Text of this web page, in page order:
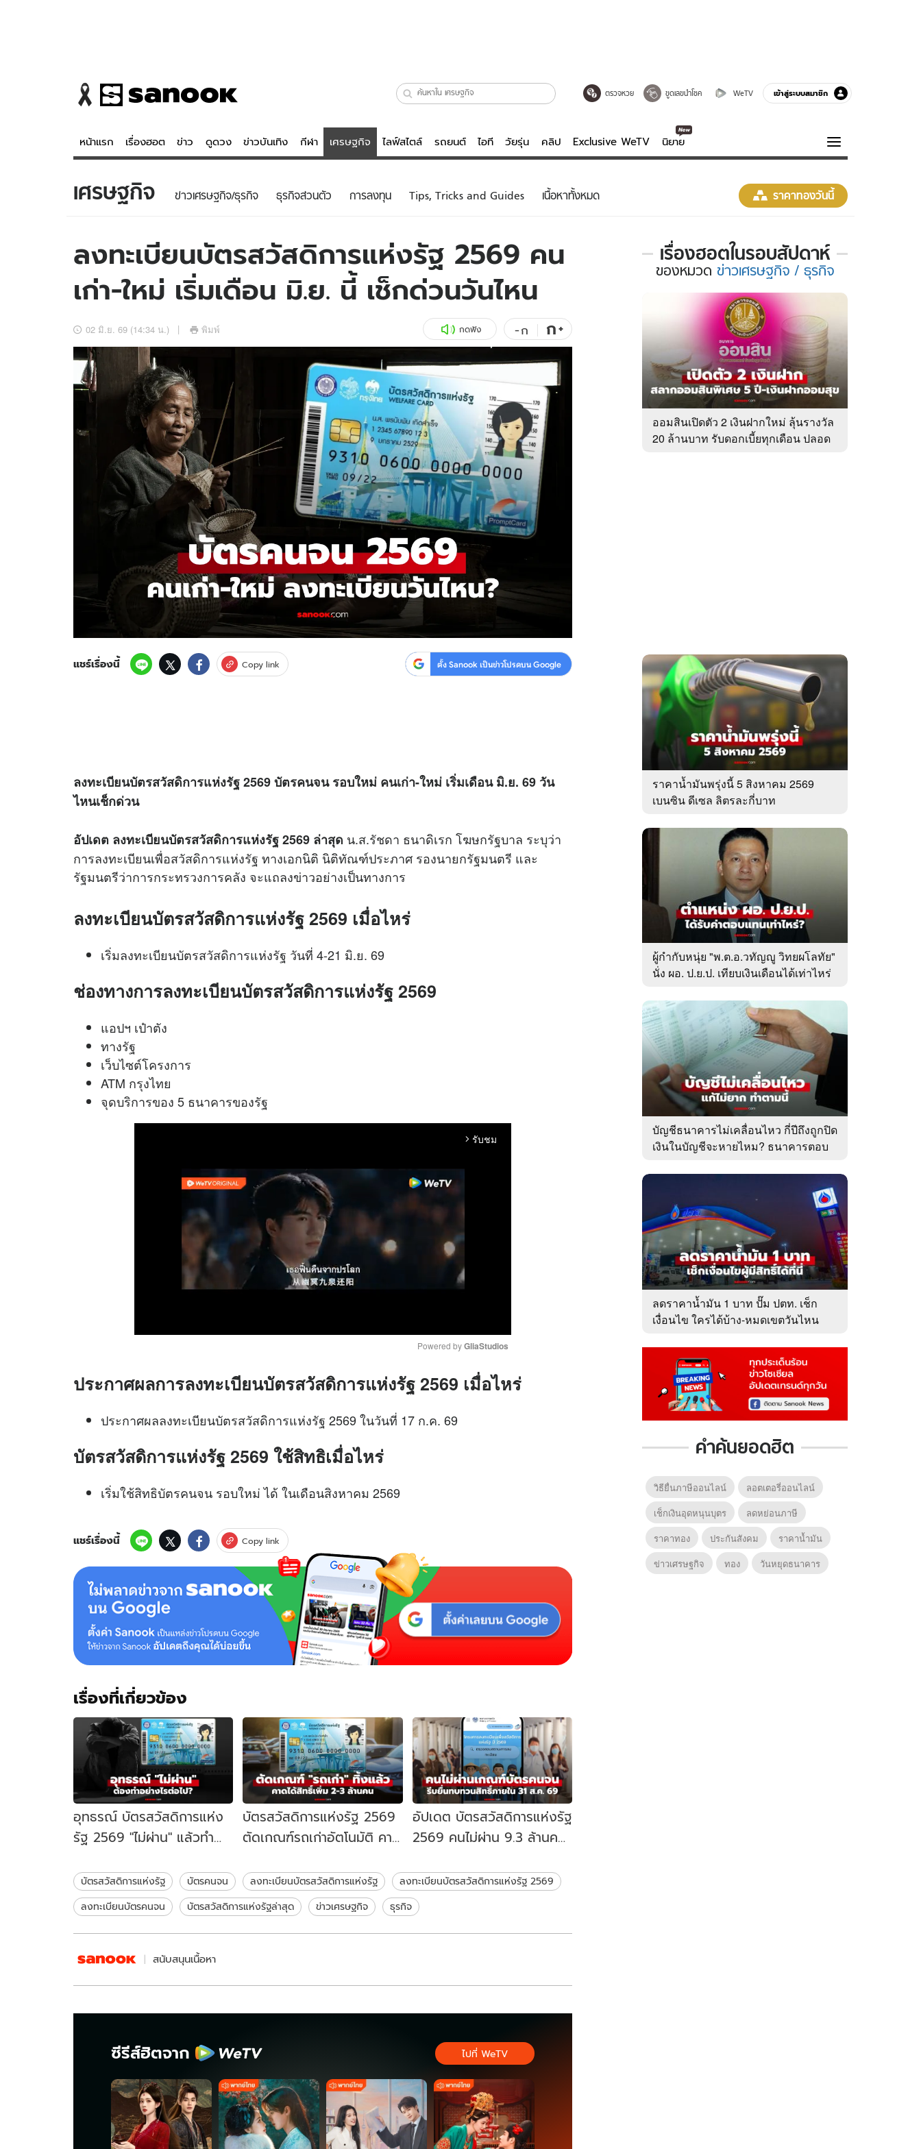
ตรวจหวย ขูดเลขนำโชค WeTV เข้าสู่ระบบสมาชิก
หน้าแรก เรื่องฮอต ข่าว ดูดวง ข่าวบันเทิง กีฬา เศรษฐกิจ ไลฟ์สไตล์ รถยนต์ ไอที วัยรุ่น คลิป Exclusive WeTV นิยาย
ข่าว
ข่าวบันเทิง
ข่าวกีฬา
อัปเดตจีน
เช็กข่าวชัวร์
ดูดวง - ตรวจหวย
สถิติหวยไทย
หวยลาว
ไลฟ์สไตล์
วัยรุ่น
ไอที
รถยนต์
สุขภาพ
เที่ยว-กิน
Tasteful Thailand
Sanook Choice
บันเทิงครบรส
เกมส์
ดูทีวี
WeTV
Exclusive WeTV
ความรู้รอบตัว
ดาวน์โหลดสนุกแอปฟรี ติดตามสนุกโซเชียลได้ที่
สงวนลิขสิทธิ์ ©2569บริษัท อิมเมจ ฟิวเจอร์ (ประเทศไทย) จำกัด
เศรษฐกิจ ข่าวเศรษฐกิจ/ธุรกิจ ธุรกิจส่วนตัว การลงทุน Tips, Tricks and Guides เนื้อหาทั้งหมด ราคาทองวันนี้
ลงทะเบียนบัตรสวัสดิการแห่งรัฐ 2569 คน
เก่า-ใหม่ เริ่มเดือน มิ.ย. นี้ เช็กด่วนวันไหน
02 มิ.ย. 69 (14:34 น.) พิมพ์ กดฟัง -ก ก+
แชร์เรื่องนี้ Copy link ตั้ง Sanook เป็นข่าวโปรดบน Google
ลงทะเบียนบัตรสวัสดิการแห่งรัฐ 2569 บัตรคนจน รอบใหม่ คนเก่า-ใหม่ เริ่มเดือน มิ.ย. 69 วัน
ไหนเช็กด่วน
อัปเดต ลงทะเบียนบัตรสวัสดิการแห่งรัฐ 2569 ล่าสุด น.ส.รัชดา ธนาดิเรก โฆษกรัฐบาล ระบุว่า
การลงทะเบียนเพื่อสวัสดิการแห่งรัฐ ทางเอกนิติ นิติทัณฑ์ประภาศ รองนายกรัฐมนตรี และ
รัฐมนตรีว่าการกระทรวงการคลัง จะแถลงข่าวอย่างเป็นทางการ
ลงทะเบียนบัตรสวัสดิการแห่งรัฐ 2569 เมื่อไหร่
เริ่มลงทะเบียนบัตรสวัสดิการแห่งรัฐ วันที่ 4-21 มิ.ย. 69
ช่องทางการลงทะเบียนบัตรสวัสดิการแห่งรัฐ 2569
แอปฯ เป๋าตัง
ทางรัฐ
เว็บไซต์โครงการ
ATM กรุงไทย
จุดบริการของ 5 ธนาคารของรัฐ
arrow_forward_ios รับชม
M
t
Powered by GliaStudios
ประกาศผลการลงทะเบียนบัตรสวัสดิการแห่งรัฐ 2569 เมื่อไหร่
ประกาศผลลงทะเบียนบัตรสวัสดิการแห่งรัฐ 2569 ในวันที่ 17 ก.ค. 69
บัตรสวัสดิการแห่งรัฐ 2569 ใช้สิทธิเมื่อไหร่
เริ่มใช้สิทธิบัตรคนจน รอบใหม่ ได้ ในเดือนสิงหาคม 2569
แชร์เรื่องนี้ Copy link
เรื่องที่เกี่ยวข้อง
อุทธรณ์ บัตรสวัสดิการแห่ง
รัฐ 2569 "ไม่ผ่าน" แล้วทำ
บัตรสวัสดิการแห่งรัฐ 2569
ตัดเกณฑ์รถเก่าอัตโนมัติ คาด
อัปเดต บัตรสวัสดิการแห่งรัฐ
2569 คนไม่ผ่าน 9.3 ล้านคน
บัตรสวัสดิการแห่งรัฐ บัตรคนจน ลงทะเบียนบัตรสวัสดิการแห่งรัฐ
ลงทะเบียนบัตรสวัสดิการแห่งรัฐ 2569
ลงทะเบียนบัตรคนจน
บัตรสวัสดิการแห่งรัฐล่าสุด ข่าวเศรษฐกิจ ธุรกิจ
สนับสนุนเนื้อหา
ซีรีส์ฮิตจาก ไปที่ WeTV
เรื่องฮอตในรอบสัปดาห์
เรื่อง
ฮอต
ข่าว
เศรษฐกิจ
ธุรกิจ
ของหมวด ข่าวเศรษฐกิจ / ธุรกิจ
ออมสินเปิดตัว 2 เงินฝากใหม่ ลุ้นรางวัล
20 ล้านบาท รับดอกเบี้ยทุกเดือน ปลอด
ราคาน้ำมันพรุ่งนี้ 5 สิงหาคม 2569
เบนซิน ดีเซล ลิตรละกี่บาท
ผู้กำกับหนุ่ย "พ.ต.อ.วทัญญู วิทยผโลทัย"
นั่ง ผอ. ป.ย.ป. เทียบเงินเดือนได้เท่าไหร่
บัญชีธนาคารไม่เคลื่อนไหว กี่ปีถึงถูกปิด
เงินในบัญชีจะหายไหม? ธนาคารตอบ
ลดราคาน้ำมัน 1 บาท ปั๊ม ปตท. เช็ก
เงื่อนไข ใครได้บ้าง-หมดเขตวันไหน
คำค้นยอดฮิต
วิธียื่นภาษีออนไลน์
ลอตเตอรี่ออนไลน์
เช็กเงินอุดหนุนบุตร
ลดหย่อนภาษี
ราคาทอง
ประกันสังคม
ราคาน้ำมัน
ข่าวเศรษฐกิจ
ทอง วันหยุดธนาคาร